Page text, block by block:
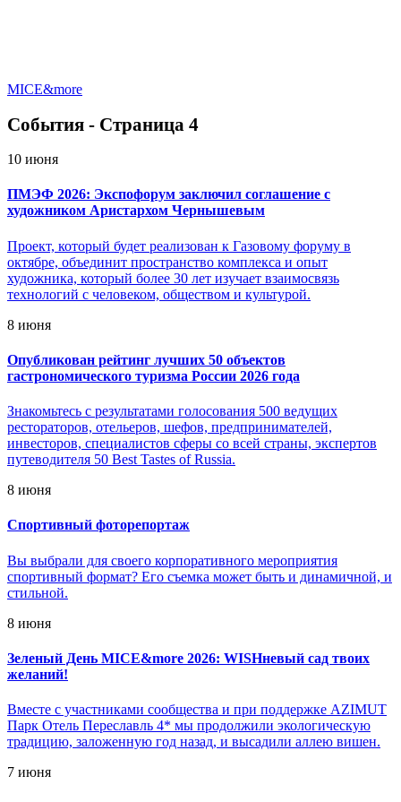
MICE&more
События - Страница 4
10 июня
ПМЭФ 2026: Экспофорум заключил соглашение с
художником Аристархом Чернышевым
Проект, который будет реализован к Газовому форуму в
октябре, объединит пространство комплекса и опыт
художника, который более 30 лет изучает взаимосвязь
технологий с человеком, обществом и культурой.
8 июня
Опубликован рейтинг лучших 50 объектов
гастрономического туризма России 2026 года
Знакомьтесь с результатами голосования 500 ведущих
рестораторов, отельеров, шефов, предпринимателей,
инвесторов, специалистов сферы со всей страны, экспертов
путеводителя 50 Best Tastes of Russia.
8 июня
Спортивный фоторепортаж
Вы выбрали для своего корпоративного мероприятия
спортивный формат? Его съемка может быть и динамичной, и
стильной.
8 июня
Зеленый День MICE&more 2026: WISHневый сад твоих
желаний!
Вместе с участниками сообщества и при поддержке AZIMUT
Парк Отель Переславль 4* мы продолжили экологическую
традицию, заложенную год назад, и высадили аллею вишен.
7 июня